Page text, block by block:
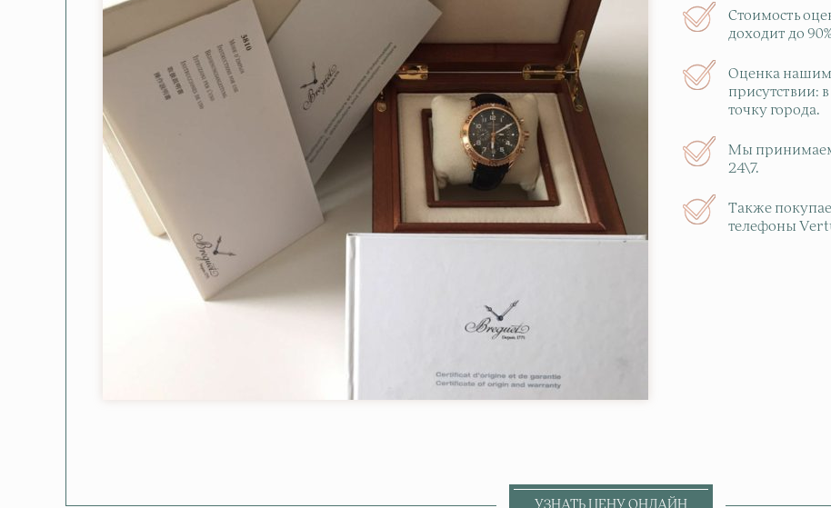
Стоимость
доходит до
Оценка нашим
присутствии:
точку города.
Мы принимаем
24\7.
Также
телефоны
УЗНАТЬ ЦЕНУ ОНЛАЙН